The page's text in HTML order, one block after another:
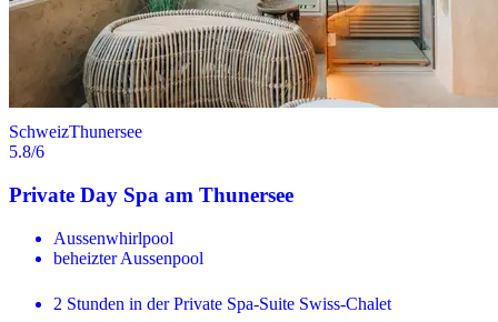
SchweizThunersee
5.8/6
Private Day Spa am Thunersee
Aussenwhirlpool
beheizter Aussenpool
2 Stunden in der Private Spa-Suite Swiss-Chalet